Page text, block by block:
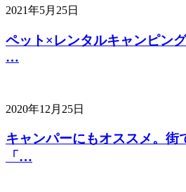
2021年5月25日
ペット×レンタルキャンピン
…
2020年12月25日
キャンパーにもオススメ。街
「…